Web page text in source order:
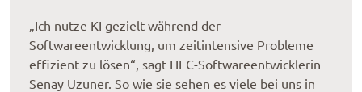
„Ich nutze KI gezielt während der
Softwareentwicklung, um zeitintensive Probleme
effizient zu lösen“, sagt HEC-Softwareentwicklerin
Senay Uzuner. So wie sie sehen es viele bei uns in